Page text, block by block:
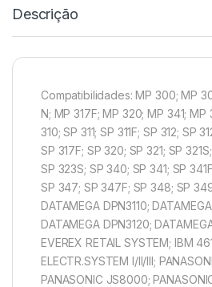
Descrição
Compatibilidades: MP 300; MP
N; MP 317F; MP 320; MP 341; MP
310; SP 311; SP 311F; SP 312; SP
SP 317F; SP 320; SP 321; SP
SP 323S; SP 340; SP 341; SP
SP 347; SP 347F; SP 348; SP
DATAMEGA DPN3110;
DATAMEGA DPN3120;
EVEREX RETAIL SYSTEM; IBM
ELECTR.SYSTEM I/II/III;
PANASONIC JS8000;